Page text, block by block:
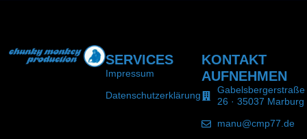
SERVICES
Impressum
Datenschutzerklärung
KONTAKT
AUFNEHMEN
Gabelsbergerstraße
26 · 35037 Marburg
manu@cmp77.de